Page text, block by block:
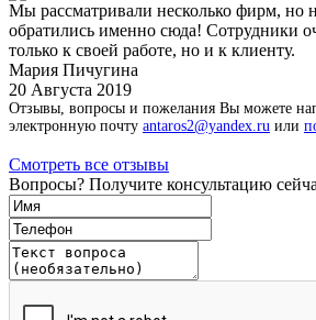
Мы рассматривали несколько фирм, но
обратились именно сюда! Сотрудники
только к своей работе, но и к клиенту.
Мария Пичугина
20 Августа 2019
Отзывы, вопросы и пожелания Вы можете
электронную почту antaros2@yandex.ru или
Смотреть все отзывы
Вопросы? Получите консультацию